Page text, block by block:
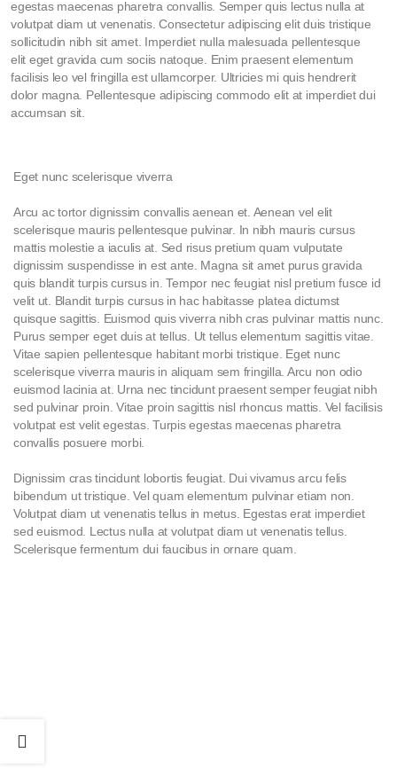
egestas maecenas pharetra convallis. Semper quis lectus nulla at
volutpat diam ut venenatis. Consectetur adipiscing elit duis tristique
sollicitudin nibh sit amet. Imperdiet nulla malesuada pellentesque
elit eget gravida cum sociis natoque. Enim praesent elementum
facilisis leo vel fringilla est ullamcorper. Ultricies mi quis hendrerit
dolor magna. Pellentesque adipiscing commodo elit at imperdiet dui
accumsan sit.
Eget nunc scelerisque viverra
Arcu ac tortor dignissim convallis aenean et. Aenean vel elit
scelerisque mauris pellentesque pulvinar. In nibh mauris cursus
mattis molestie a iaculis at. Sed risus pretium quam vulputate
dignissim suspendisse in est ante. Magna sit amet purus gravida
quis blandit turpis cursus in. Tempor nec feugiat nisl pretium fusce id
velit ut. Blandit turpis cursus in hac habitasse platea dictumst
quisque sagittis. Euismod quis viverra nibh cras pulvinar mattis nunc.
Purus semper eget duis at tellus. Ut tellus elementum sagittis vitae.
Vitae sapien pellentesque habitant morbi tristique. Eget nunc
scelerisque viverra mauris in aliquam sem fringilla. Arcu non odio
euismod lacinia at. Urna nec tincidunt praesent semper feugiat nibh
sed pulvinar proin. Vitae proin sagittis nisl rhoncus mattis. Vel facilisis
volutpat est velit egestas. Turpis egestas maecenas pharetra
convallis posuere morbi.
Dignissim cras tincidunt lobortis feugiat. Dui vivamus arcu felis
bibendum ut tristique. Vel quam elementum pulvinar etiam non.
Volutpat diam ut venenatis tellus in metus. Egestas erat imperdiet
sed euismod. Lectus nulla at volutpat diam ut venenatis tellus.
Scelerisque fermentum dui faucibus in ornare quam.